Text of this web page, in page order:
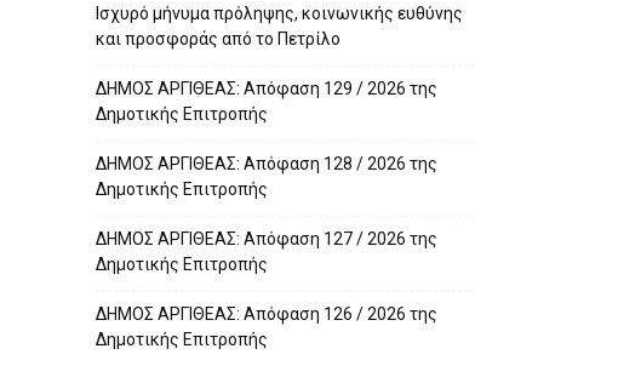
Ισχυρό μήνυμα πρόληψης, κοινωνικής ευθύνης
και προσφοράς από το Πετρίλο
ΔΗΜΟΣ ΑΡΓΙΘΕΑΣ: Απόφαση 129 / 2026 της
Δημοτικής Επιτροπής
ΔΗΜΟΣ ΑΡΓΙΘΕΑΣ: Απόφαση 128 / 2026 της
Δημοτικής Επιτροπής
ΔΗΜΟΣ ΑΡΓΙΘΕΑΣ: Απόφαση 127 / 2026 της
Δημοτικής Επιτροπής
ΔΗΜΟΣ ΑΡΓΙΘΕΑΣ: Απόφαση 126 / 2026 της
Δημοτικής Επιτροπής